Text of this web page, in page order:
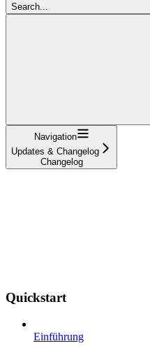
Search...
Navigation
Updates & Changelog
Changelog
Quickstart
Einführung